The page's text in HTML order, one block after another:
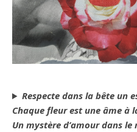
Respecte dans la bête un
Chaque fleur est une âme à
Un mystère d’amour dans le